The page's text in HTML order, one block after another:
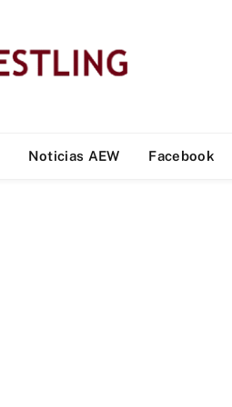
Noticias AEW Facebook